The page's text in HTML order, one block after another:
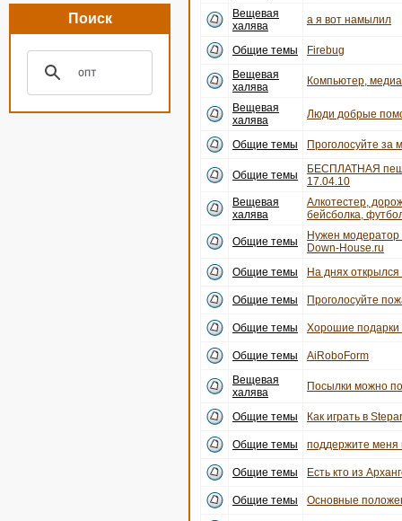
Поиск
Вещевая
халява
а я вот намылил
Общие темы
Firebug
Вещевая
халява
Компьютер,
Вещевая
халява
Люди добрые
Общие темы Проголосуйте за
Общие темы
БЕСПЛАТНАЯ
17.04.10
Вещевая
халява
Алкотестер,
бейсболка,
Общие темы
Нужен модератор
Down-House.ru
Общие темы
На днях
Общие темы Проголосуйте
Общие темы Хорошие
Общие темы
AiRoboForm
Вещевая
халява
Посылки можно
Общие темы Как играть в
Общие темы поддержите меня
Общие темы Есть кто из
Общие темы Основные